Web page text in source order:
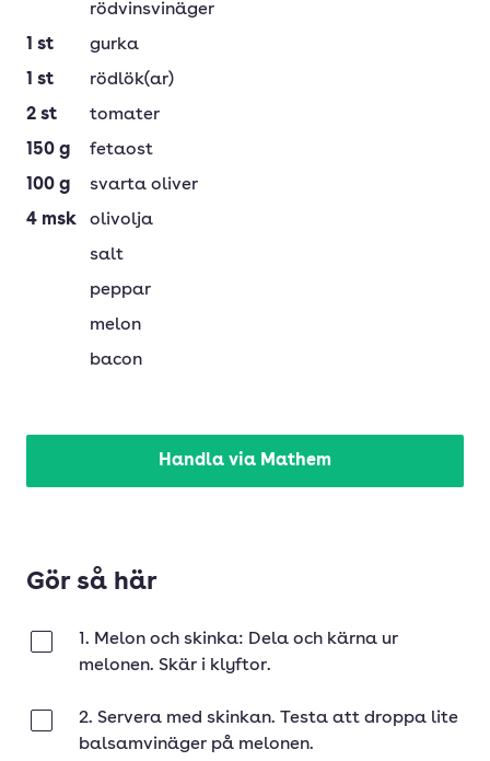
rödvinsvinäger
1 st
gurka
1 st
rödlök(ar)
2 st
tomater
150 g
fetaost
100 g
svarta oliver
4 msk
olivolja
salt
peppar
melon
bacon
Handla via Mathem
Gör så här
1. Melon och skinka: Dela och kärna ur
melonen. Skär i klyftor.
2. Servera med skinkan. Testa att droppa lite
balsamvinäger på melonen.